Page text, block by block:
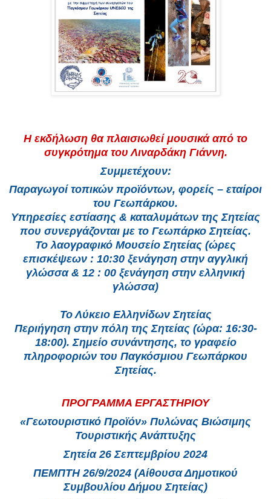
Η εκδήλωση θα πλαισιωθεί μουσικά από το
συγκρότημα του Λιναρδάκη Γιάννη.
Συμμετέχουν:
Παραγωγοί τοπικών προϊόντων, φορείς – εταίροι
του Γεωπάρκου.
Υπηρεσίες εστίασης & καταλυμάτων της Σητείας
που συνεργάζονται με το Γεωπάρκο Σητείας.
Το λαογραφικό Μουσείο Σητείας (ώρες
επισκέψεων : 10:30 ξενάγηση στην αγγλική
γλώσσα & 12 : 00 ξενάγηση στην ελληνική
γλώσσα)
Το Λύκειο Ελληνίδων Σητείας
Περιήγηση στην πόλη της Σητείας (ώρα: 16:30-
18:00). Σημείο συνάντησης, το γραφείο
πληροφοριών του Παγκόσμιου Γεωπάρκου
Σητείας.
ΠΡΟΓΡΑΜΜΑ ΕΡΓΑΣΤΗΡΙΟΥ
«Γεωτουριστικό Προϊόν» Πυλώνας Βιώσιμης
Τουριστικής Ανάπτυξης
Σητεία 26 Σεπτεμβρίου 2024
ΠΕΜΠΤΗ 26/9/2024 (Αίθουσα Δημοτικού
Συμβουλίου Δήμου Σητείας)